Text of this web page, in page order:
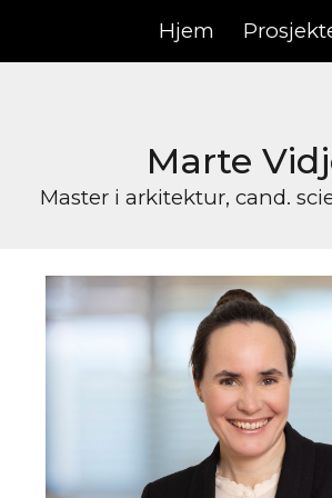
Hjem
Marte
Master i arkitektur, cand.